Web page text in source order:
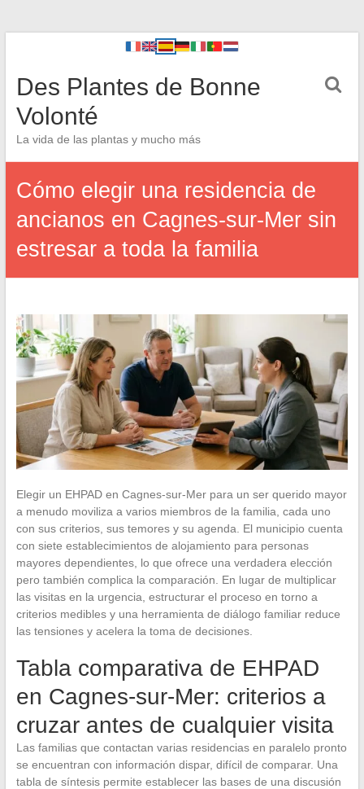
Des Plantes de Bonne
Volonté
La vida de las plantas y mucho más
Cómo elegir una residencia de
ancianos en Cagnes-sur-Mer sin
estresar a toda la familia
Elegir un EHPAD en Cagnes-sur-Mer para un ser querido mayor
a menudo moviliza a varios miembros de la familia, cada uno
con sus criterios, sus temores y su agenda. El municipio cuenta
con siete establecimientos de alojamiento para personas
mayores dependientes, lo que ofrece una verdadera elección
pero también complica la comparación. En lugar de multiplicar
las visitas en la urgencia, estructurar el proceso en torno a
criterios medibles y una herramienta de diálogo familiar reduce
las tensiones y acelera la toma de decisiones.
Tabla comparativa de EHPAD
en Cagnes-sur-Mer: criterios a
cruzar antes de cualquier visita
Las familias que contactan varias residencias en paralelo pronto
se encuentran con información dispar, difícil de comparar. Una
tabla de síntesis permite establecer las bases de una discusión